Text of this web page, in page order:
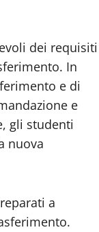
dei requisiti
In
e di
e
gli studenti
nuova
a